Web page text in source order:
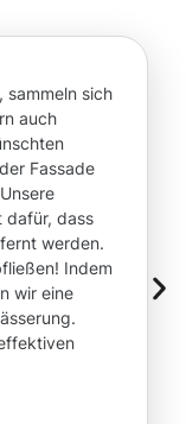
sammeln sich
auch
Fassade
dafür, dass
werden.
Indem
wir eine